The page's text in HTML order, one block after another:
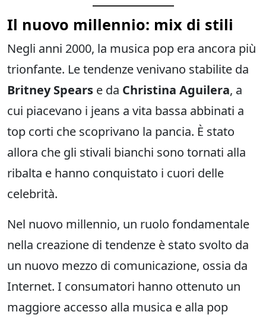
Il nuovo millennio: mix di stili
Negli anni 2000, la musica pop era ancora più
trionfante. Le tendenze venivano stabilite da
Britney Spears e da Christina Aguilera, a
cui piacevano i jeans a vita bassa abbinati a
top corti che scoprivano la pancia. È stato
allora che gli stivali bianchi sono tornati alla
ribalta e hanno conquistato i cuori delle
celebrità.
Nel nuovo millennio, un ruolo fondamentale
nella creazione di tendenze è stato svolto da
un nuovo mezzo di comunicazione, ossia da
Internet. I consumatori hanno ottenuto un
maggiore accesso alla musica e alla pop